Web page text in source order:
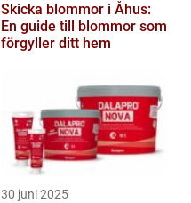
Skicka blommor i Åhus:
En guide till blommor som
förgyller ditt hem
30 juni 2025